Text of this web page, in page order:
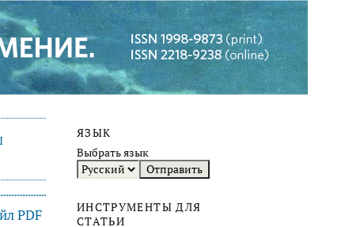
ЯЗЫК
Выбрать язык
ИНСТРУМЕНТЫ ДЛЯ
СТАТЬИ
PDF